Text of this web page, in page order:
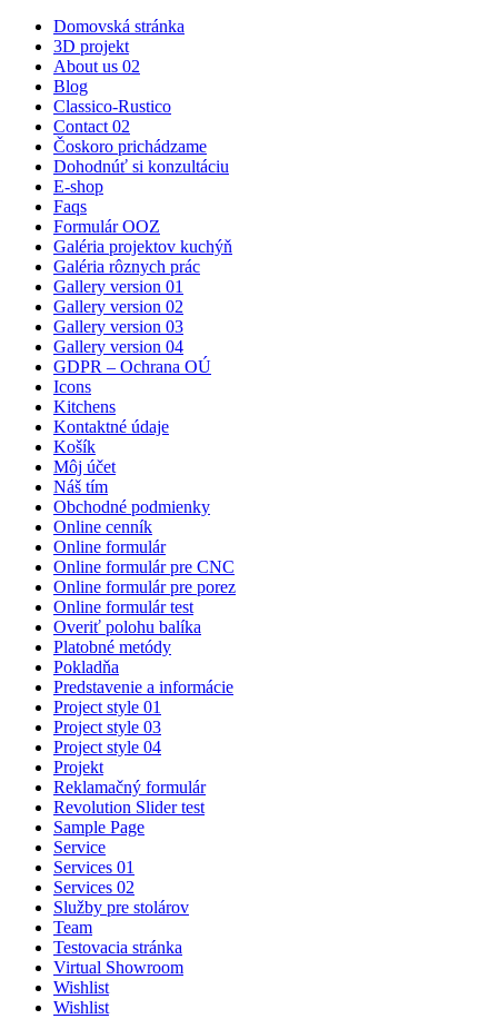
Domovská stránka
3D projekt
About us 02
Blog
Classico-Rustico
Contact 02
Čoskoro prichádzame
Dohodnúť si konzultáciu
E-shop
Faqs
Formulár OOZ
Galéria projektov kuchýň
Galéria rôznych prác
Gallery version 01
Gallery version 02
Gallery version 03
Gallery version 04
GDPR – Ochrana OÚ
Icons
Kitchens
Kontaktné údaje
Košík
Môj účet
Náš tím
Obchodné podmienky
Online cenník
Online formulár
Online formulár pre CNC
Online formulár pre porez
Online formulár test
Overiť polohu balíka
Platobné metódy
Pokladňa
Predstavenie a informácie
Project style 01
Project style 03
Project style 04
Projekt
Reklamačný formulár
Revolution Slider test
Sample Page
Service
Services 01
Services 02
Služby pre stolárov
Team
Testovacia stránka
Virtual Showroom
Wishlist
Wishlist